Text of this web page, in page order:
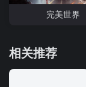
完美世界
相关推荐